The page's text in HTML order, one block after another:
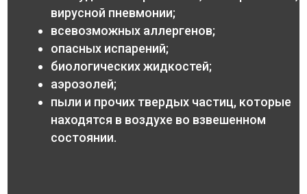
вирусной пневмонии;
всевозможных аллергенов;
опасных испарений;
биологических жидкостей;
аэрозолей;
пыли и прочих твердых частиц, которые
находятся в воздухе во взвешенном
состоянии.